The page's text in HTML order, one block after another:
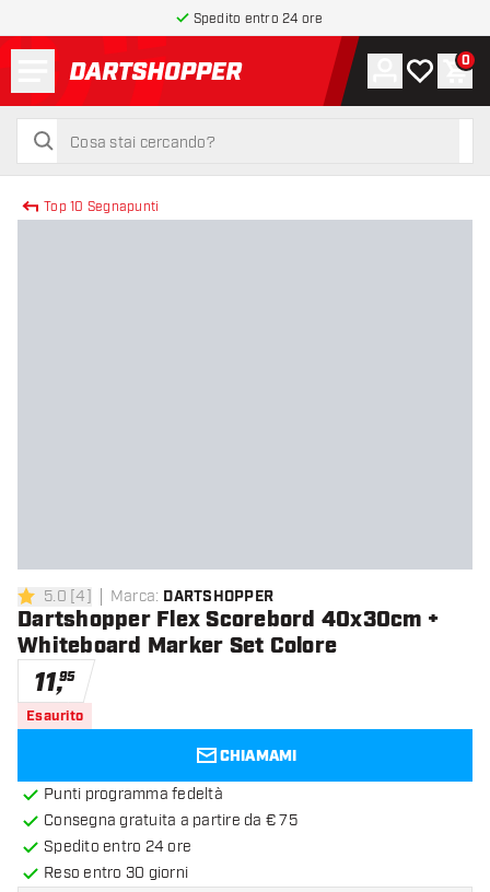
Spedito entro 24 ore
torna alla home page
cerca
cerca
Account
La mia0
Top 10 Segnapunti
5 stelle di valutazione
5.0 [4] Marca: DARTSHOPPER
Dartshopper Flex Scorebord 40x30cm +
Whiteboard Marker Set Colore
11,95
Esaurito
CHIAMAMI
Punti programma fedeltà
Consegna gratuita a partire da € 75
Spedito entro 24 ore
Reso entro 30 giorni